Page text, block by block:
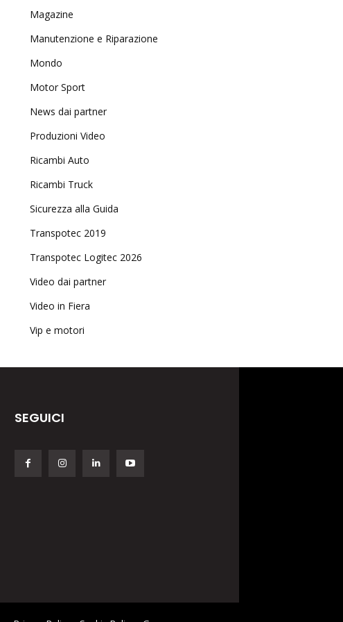
Magazine
Manutenzione e Riparazione
Mondo
Motor Sport
News dai partner
Produzioni Video
Ricambi Auto
Ricambi Truck
Sicurezza alla Guida
Transpotec 2019
Transpotec Logitec 2026
Video dai partner
Video in Fiera
Vip e motori
SEGUICI